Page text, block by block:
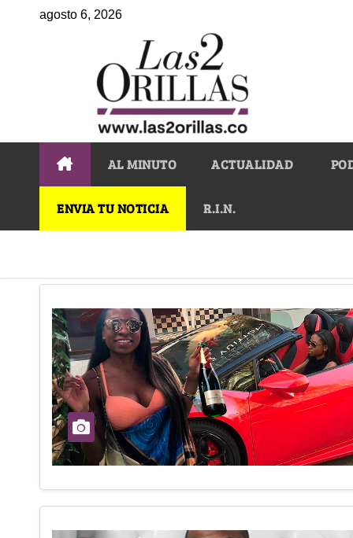
agosto 6, 2026
AL MINUTO ACTUALIDAD
ENVIA TU NOTICIA R.I.N.